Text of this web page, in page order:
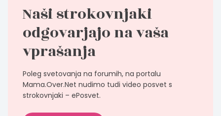
Naši strokovnjaki
odgovarjajo na vaša
vprašanja
Poleg svetovanja na forumih, na portalu
Mama.Over.Net nudimo tudi video posvet s
strokovnjaki – ePosvet.